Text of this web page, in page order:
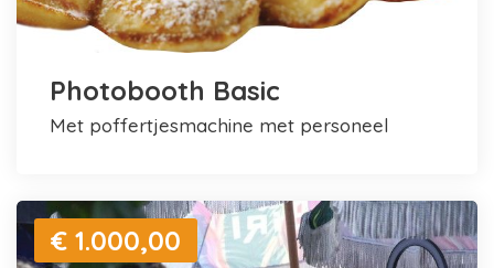
Photobooth Basic
met poffertjesmachine met personeel
€ 1.000,00